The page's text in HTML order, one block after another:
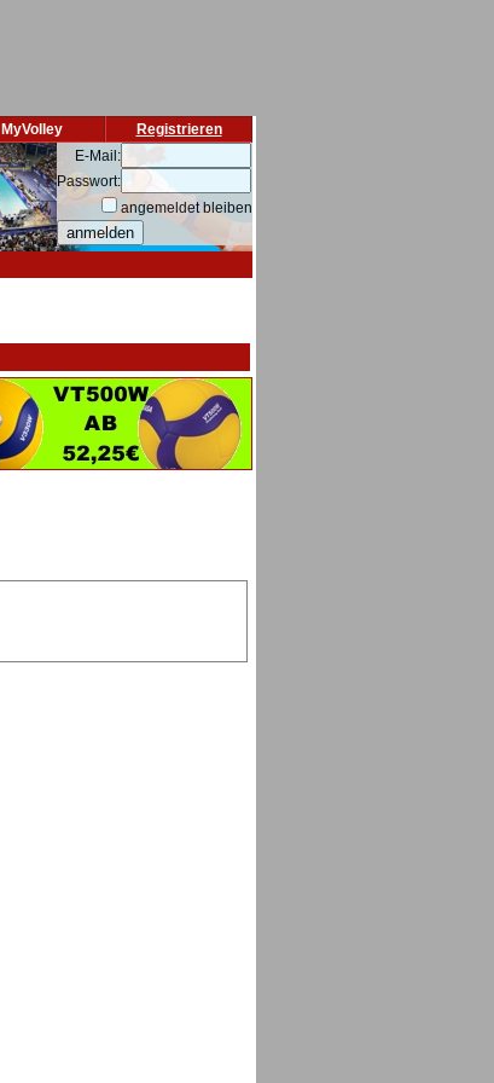
Registrieren
MyVolley
E-Mail:
Passwort:
angemeldet bleiben